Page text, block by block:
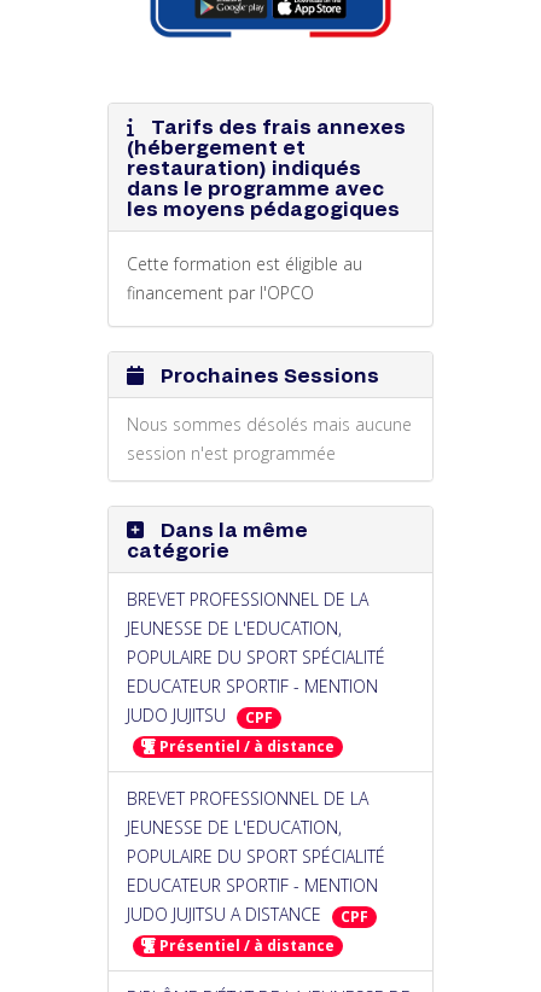
Tarifs des frais annexes
(hébergement et
restauration) indiqués
dans le programme avec
les moyens pédagogiques
Cette formation est éligible au
financement par l'OPCO
Prochaines Sessions
Nous sommes désolés mais aucune
session n'est programmée
Dans la même
catégorie
BREVET PROFESSIONNEL DE LA
JEUNESSE DE L'EDUCATION,
POPULAIRE DU SPORT SPÉCIALITÉ
EDUCATEUR SPORTIF - MENTION
JUDO JUJITSU
CPF
Présentiel / à distance
BREVET PROFESSIONNEL DE LA
JEUNESSE DE L'EDUCATION,
POPULAIRE DU SPORT SPÉCIALITÉ
EDUCATEUR SPORTIF - MENTION
JUDO JUJITSU A DISTANCE
CPF
Présentiel / à distance